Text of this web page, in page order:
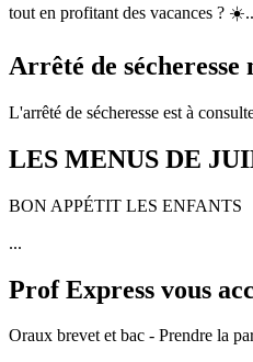
tout en profitant des vacances ?
Arrêté de sécheresse
L'arrêté de sécheresse est à
LES MENUS DE
BON APPÉTIT LES ENFANTS
...
Prof Express vous
Oraux brevet et bac - Prendre la